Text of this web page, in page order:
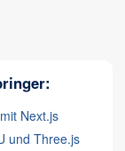
Next.js
und Three.js